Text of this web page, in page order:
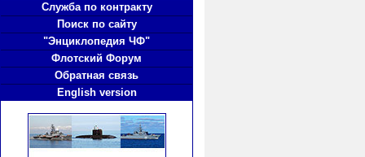
Служба по контракту
Поиск по сайту
"Энциклопедия ЧФ"
Флотский Форум
Обратная связь
English version